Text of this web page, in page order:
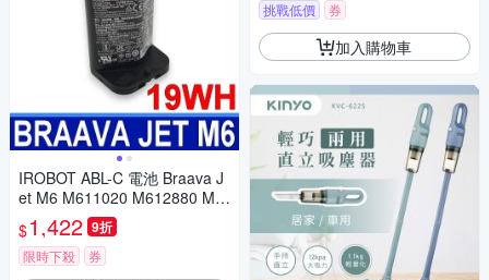
IROBOT ABL-C 電池 Braava J
et M6 M611020 M612880 M6
12680 M614480 掃地機電池
$1,422 9折
限時下殺 券
挑戰低價 券
加入購物車